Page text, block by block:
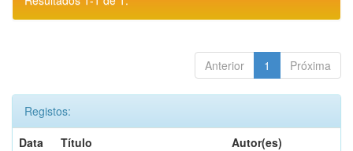
Anterior 1 Próxima
Registos:
Data
Título
Autor(es)